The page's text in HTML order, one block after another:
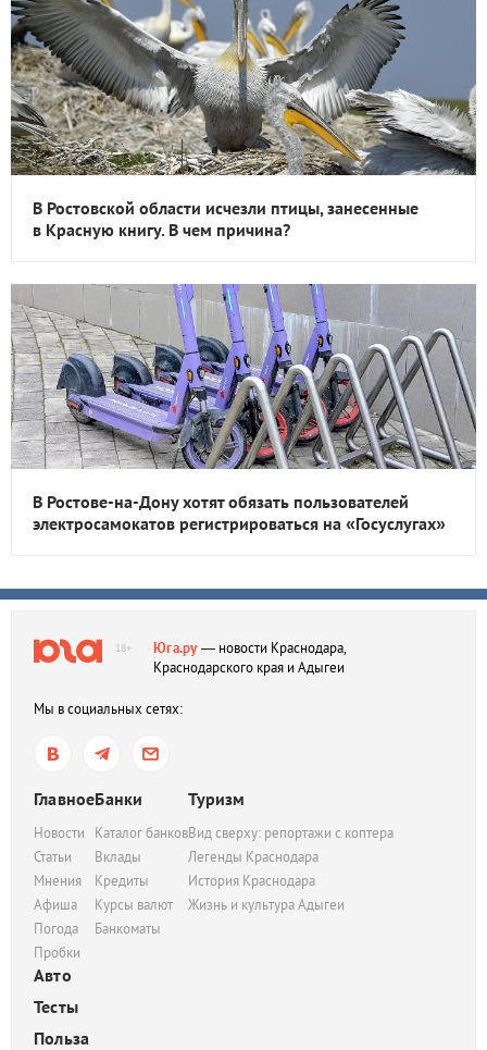
В Ростовской области исчезли птицы, занесенные
в Красную книгу. В чем причина?
В Ростове-на-Дону хотят обязать пользователей
электросамокатов регистрироваться на «Госуслугах»
18+ Юга.ру— новости Краснодара,
Краснодарского края и Адыгеи
Мы в социальных сетях:
Главное
Новости
Статьи
Мнения
Афиша
Погода
Пробки
Банки
Каталог банков
Вклады
Кредиты
Курсы валют
Банкоматы
Туризм
Вид сверху: репортажи с коптера
Легенды Краснодара
История Краснодара
Жизнь и культура Адыгеи
Авто
Тесты
Польза